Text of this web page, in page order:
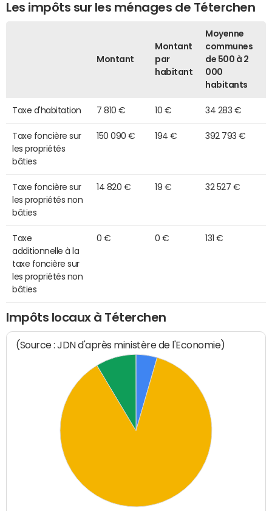
Les impôts sur les ménages de Téterchen
Montant
Montant
par
habitant
Moyenne
communes
de 500 à 2
000
habitants
Taxe d'habitation 7 810 € 10 € 34 283 €
Taxe foncière sur
les propriétés
bâties
150 090 € 194 € 392 793 €
Taxe foncière sur
les propriétés non
bâties
14 820 € 19 € 32 527 €
Taxe
additionnelle à la
taxe foncière sur
les propriétés non
bâties
0 € 0 € 131 €
Impôts locaux à Téterchen
(Source : JDN d'après ministère de l'Economie)